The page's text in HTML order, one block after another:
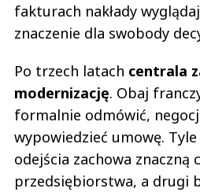
fakturach nakłady
znaczenie dla swobody
Po trzech latach centrala
modernizację. Obaj
formalnie odmówić,
wypowiedzieć umowę.
odejścia zachowa znaczną
przedsiębiorstwa, a drugi